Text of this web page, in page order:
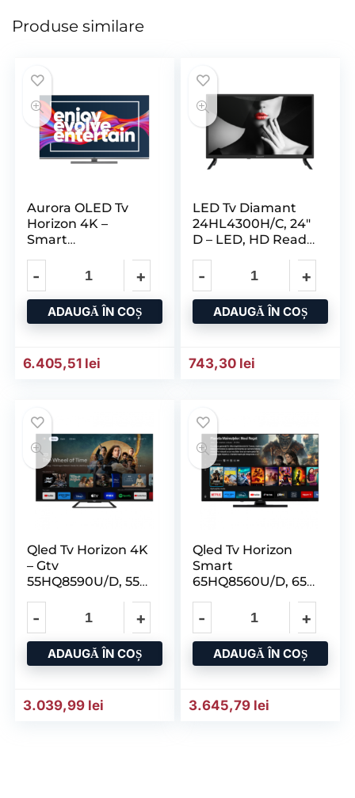
Produse similare
Aurora OLED Tv
Horizon 4K –
Smart
4K Ultra HD
ADAUGĂ ÎN COȘ
6.405,51 lei
LED Tv Diamant
24HL4300H/C, 24″
D – LED, HD Ready
ADAUGĂ ÎN COȘ
743,30 lei
Qled Tv Horizon 4K
– Gtv
55HQ8590U/D, 55″
ADAUGĂ ÎN COȘ
3.039,99 lei
Qled Tv Horizon
Smart
65HQ8560U/D, 65″
ADAUGĂ ÎN COȘ
3.645,79 lei